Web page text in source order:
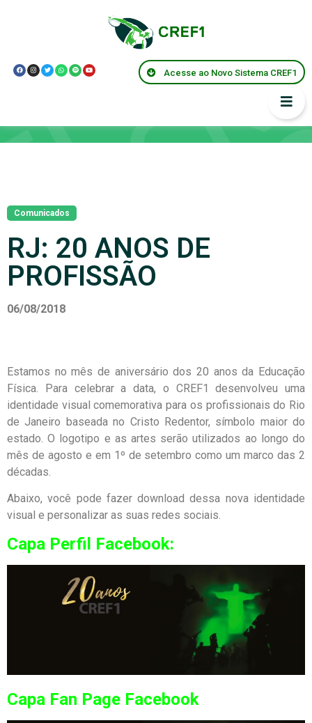
Acesse ao Novo Sistema CREF1
Comunicados
RJ: 20 ANOS DE
PROFISSÃO
06/08/2018
Estamos no mês de aniversário dos 20 anos da Educação
Física. Para celebrar a data, o CREF1 desenvolveu uma
identidade visual comemorativa para os profissionais do Rio
de Janeiro baseada no Cristo Redentor, símbolo maior do
estado. O logotipo e as artes serão utilizados ao longo do
mês de agosto e em 1º de setembro como um marco das 2
décadas.
Abaixo, você pode fazer download dessa nova identidade
visual e personalizar as suas redes sociais.
Capa Perfil Facebook:
Capa Fan Page Facebook